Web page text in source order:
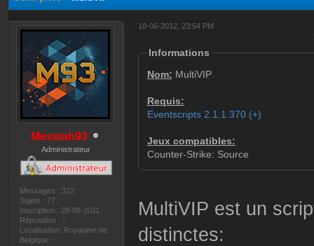
Messiah93
Administrateur
Messages : 322
Sujets : 77
Inscription : 28-08-2011
Réputation :
Localisation: Royaume de
Belgique
18-06-2012, 23:54 PM
Informations
Nom: MultiVIP
Requis:
Eventscripts 2.1.1.370 (+)
Jeux compatibles:
Counter-Strike: Source
MultiVIP est un
distinctes: